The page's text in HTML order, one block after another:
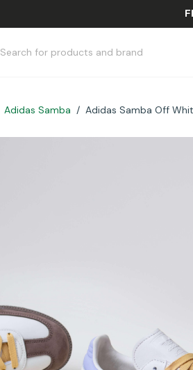
Search for products and brand
Adidas Samba / Adidas Samba Off